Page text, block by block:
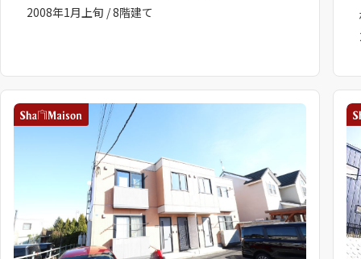
動画ギャラリー
2008年1月上旬 / 8階建て